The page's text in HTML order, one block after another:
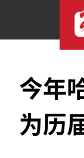
今年
为历